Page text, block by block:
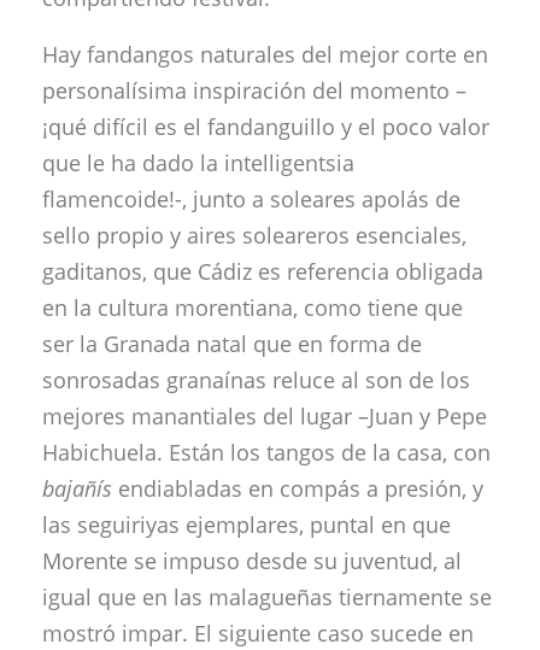
Hay fandangos naturales del mejor corte en
personalísima inspiración del momento –
¡qué difícil es el fandanguillo y el poco valor
que le ha dado la intelligentsia
flamencoide!-, junto a soleares apolás de
sello propio y aires soleareros esenciales,
gaditanos, que Cádiz es referencia obligada
en la cultura morentiana, como tiene que
ser la Granada natal que en forma de
sonrosadas granaínas reluce al son de los
mejores manantiales del lugar –Juan y Pepe
Habichuela. Están los tangos de la casa, con
bajañís endiabladas en compás a presión, y
las seguiriyas ejemplares, puntal en que
Morente se impuso desde su juventud, al
igual que en las malagueñas tiernamente se
mostró impar. El siguiente caso sucede en